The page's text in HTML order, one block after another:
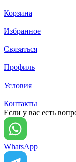
Корзина
Избранное
Связаться
Профиль
Условия
Контакты
Если у вас есть
WhatsApp